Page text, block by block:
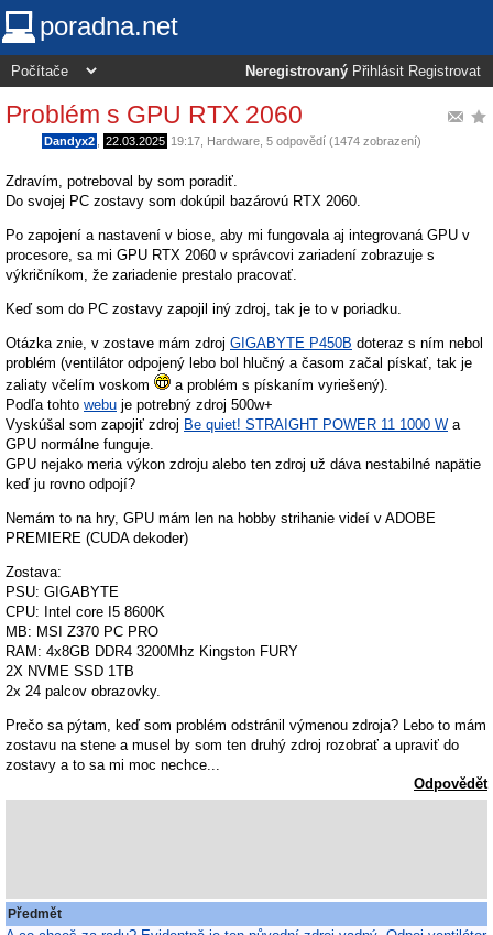
poradna.net
Neregistrovaný Přihlásit Registrovat
Problém s GPU RTX 2060
Dandyx2 22.03.2025 19:17 Hardware , 5 odpovědí (1474 zobrazení)
Zdravím, potreboval by som poradiť.
Do svojej PC zostavy som dokúpil bazárovú RTX 2060.
Po zapojení a nastavení v biose, aby mi fungovala aj integrovaná GPU v
procesore, sa mi GPU RTX 2060 v správcovi zariadení zobrazuje s
výkričníkom, že zariadenie prestalo pracovať.
Keď som do PC zostavy zapojil iný zdroj, tak je to v poriadku.
Otázka znie, v zostave mám zdroj GIGABYTE P450B doteraz s ním nebol
problém (ventilátor odpojený lebo bol hlučný a časom začal pískať, tak je
zaliaty včelím voskom
a problém s pískaním vyriešený).
Podľa tohto webu je potrebný zdroj 500w+
Vyskúšal som zapojiť zdroj Be quiet! STRAIGHT POWER 11 1000 W a
GPU normálne funguje.
GPU nejako meria výkon zdroju alebo ten zdroj už dáva nestabilné napätie
keď ju rovno odpojí?
Nemám to na hry, GPU mám len na hobby strihanie videí v ADOBE
PREMIERE (CUDA dekoder)
Zostava:
PSU: GIGABYTE
CPU: Intel core I5 8600K
MB: MSI Z370 PC PRO
RAM: 4x8GB DDR4 3200Mhz Kingston FURY
2X NVME SSD 1TB
2x 24 palcov obrazovky.
Prečo sa pýtam, keď som problém odstránil výmenou zdroja? Lebo to mám
zostavu na stene a musel by som ten druhý zdroj rozobrať a upraviť do
zostavy a to sa mi moc nechce...
Odpovědět
Předmět